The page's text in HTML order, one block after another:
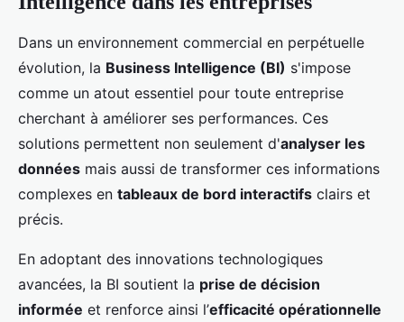
Dans un environnement commercial en perpétuelle
évolution, la Business Intelligence (BI) s'impose
comme un atout essentiel pour toute entreprise
cherchant à améliorer ses performances. Ces
solutions permettent non seulement d'analyser les
données mais aussi de transformer ces informations
complexes en tableaux de bord interactifs clairs et
précis.
En adoptant des innovations technologiques
avancées, la BI soutient la prise de décision
informée et renforce ainsi l’efficacité opérationnelle